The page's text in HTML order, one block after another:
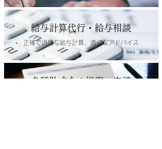
給与計算代行・給与相談
正確で迅速な給与計算、適切なアドバイス
​各種助成金の提案・申請